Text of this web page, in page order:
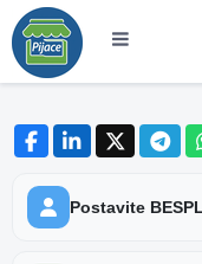
Postavite